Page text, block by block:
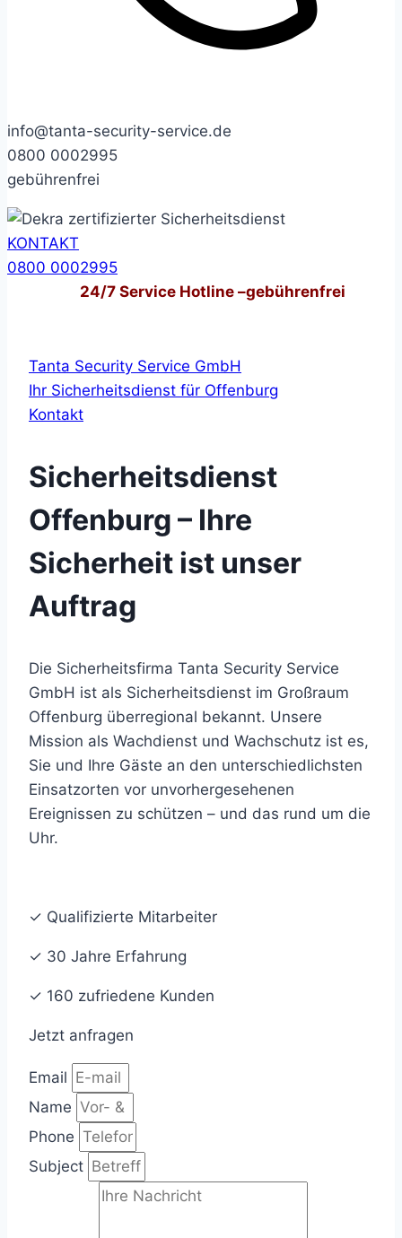
info@tanta-security-service.de
0800 0002995
gebührenfrei
KONTAKT
0800 0002995
24/7Service Hotline –gebührenfrei
Tanta Security Service GmbH
Ihr Sicherheitsdienst für Offenburg
Kontakt
Sicherheitsdienst
Offenburg – Ihre
Sicherheit ist unser
Auftrag
Die Sicherheitsfirma Tanta Security Service
GmbH ist als Sicherheitsdienst im Großraum
Offenburg überregional bekannt. Unsere
Mission als Wachdienst und Wachschutz ist es,
Sie und Ihre Gäste an den unterschiedlichsten
Einsatzorten vor unvorhergesehenen
Ereignissen zu schützen – und das rund um die
Uhr.
✓ Qualifizierte Mitarbeiter
✓ 30 Jahre Erfahrung
✓ 160 zufriedene Kunden
Jetzt anfragen
Email
Name
Phone
Subject